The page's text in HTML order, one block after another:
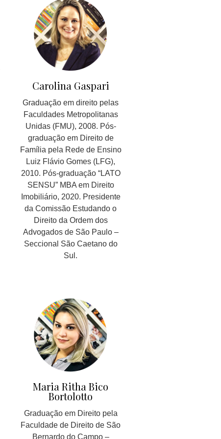
Carolina Gaspari
Graduação em direito pelas
Faculdades Metropolitanas
Unidas (FMU), 2008. Pós-
graduação em Direito de
Família pela Rede de Ensino
Luiz Flávio Gomes (LFG),
2010. Pós-graduação “LATO
SENSU” MBA em Direito
Imobiliário, 2020. Presidente
da Comissão Estudando o
Direito da Ordem dos
Advogados de São Paulo –
Seccional São Caetano do
Sul.
Maria Ritha Bico
Bortolotto
Graduação em Direito pela
Faculdade de Direito de São
Bernardo do Campo –